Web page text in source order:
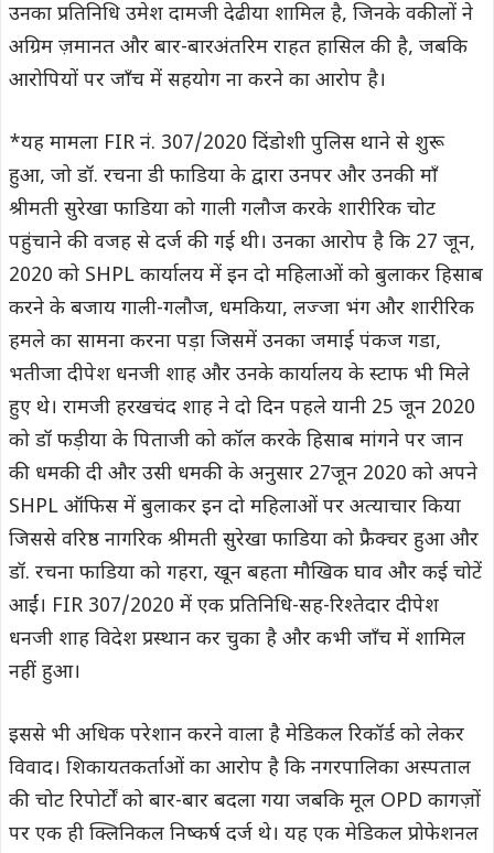
उनका प्रतिनिधि उमेश दामजी देढीया शामिल है, जिनके वकीलों ने
अग्रिम ज़मानत और बार-बारअंतरिम राहत हासिल की है, जबकि
आरोपियों पर जाँच में सहयोग ना करने का आरोप है।
*यह मामला FIR नं. 307/2020 दिंडोशी पुलिस थाने से शुरू
हुआ, जो डॉ. रचना डी फाडिया के द्वारा उनपर और उनकी माँ
श्रीमती सुरेखा फाडिया को गाली गलौज करके शारीरिक चोट
पहुंचाने की वजह से दर्ज की गई थी। उनका आरोप है कि 27 जून,
2020 को SHPL कार्यालय में इन दो महिलाओं को बुलाकर हिसाब
करने के बजाय गाली-गलौज, धमकिया, लज्जा भंग और शारीरिक
हमले का सामना करना पड़ा जिसमें उनका जमाई पंकज गडा,
भतीजा दीपेश धनजी शाह और उनके कार्यालय के स्टाफ भी मिले
हुए थे। रामजी हरखचंद शाह ने दो दिन पहले यानी 25 जून 2020
को डॉ फड़ीया के पिताजी को कॉल करके हिसाब मांगने पर जान
की धमकी दी और उसी धमकी के अनुसार 27जून 2020 को अपने
SHPL ऑफिस में बुलाकर इन दो महिलाओं पर अत्याचार किया
जिससे वरिष्ठ नागरिक श्रीमती सुरेखा फाडिया को फ्रैक्चर हुआ और
डॉ. रचना फाडिया को गहरा, खून बहता मौखिक घाव और कई चोटें
आईं। FIR 307/2020 में एक प्रतिनिधि-सह-रिश्तेदार दीपेश
धनजी शाह विदेश प्रस्थान कर चुका है और कभी जाँच में शामिल
नहीं हुआ।
इससे भी अधिक परेशान करने वाला है मेडिकल रिकॉर्ड को लेकर
विवाद। शिकायतकर्ताओं का आरोप है कि नगरपालिका अस्पताल
की चोट रिपोर्टों को बार-बार बदला गया जबकि मूल OPD कागज़ों
पर एक ही क्लिनिकल निष्कर्ष दर्ज थे। यह एक मेडिकल प्रोफेशनल